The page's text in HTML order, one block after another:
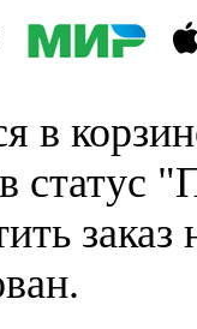
в
статус
заказ